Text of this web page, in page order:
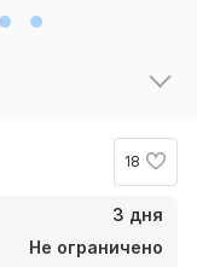
18
3 дня
Не ограничено